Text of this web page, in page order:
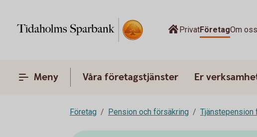
PrivatFöretagOm oss
Meny Våra företagstjänster Er
Företag Pension och försäkring Tjänstepension